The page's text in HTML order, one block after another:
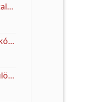
VICC: Az anya gyanúsnak találta a fia lakótársát.
Augusztusi kínai horoszkóp: ezeknek a jegyeknek nagy fordulatot hozhat a hónap
Találd meg az egyetlen különbséget az utcai festő képén – a legtöbben nem veszik észre!